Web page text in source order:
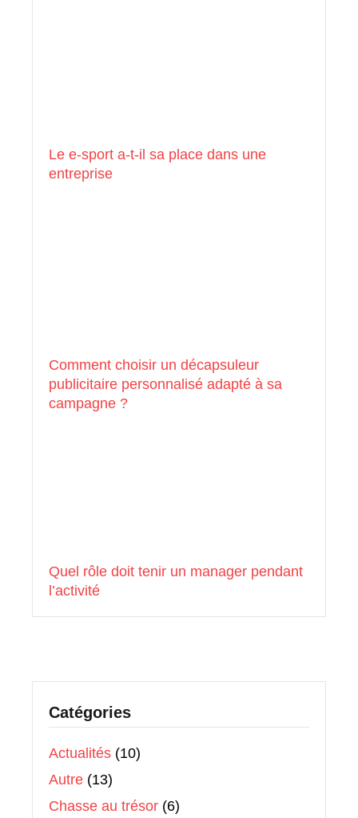
Le e-sport a-t-il sa place dans une
entreprise
Comment choisir un décapsuleur
publicitaire personnalisé adapté à sa
campagne ?
Quel rôle doit tenir un manager pendant
l’activité
Catégories
Actualités (10)
Autre (13)
Chasse au trésor (6)